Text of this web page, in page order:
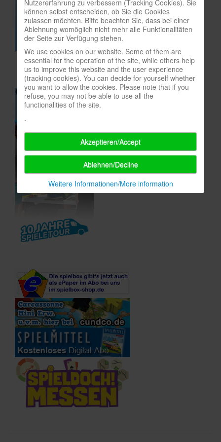
In eigener Sache-On our own behalf
Archivierte Meldungen-News archive
Nutzererfahrung zu verbessern (Tracking Cookies). Sie
können selbst entscheiden, ob Sie die Cookies
zulassen möchten. Bitte beachten Sie, dass bei einer
Ablehnung womöglich nicht mehr alle Funktionalitäten
der Seite zur Verfügung stehen.
We use cookies on our website. Some of them are
essential for the operation of the site, while others help
us to improve this website and the user experience
(tracking cookies). You can decide for yourself whether
you want to allow the cookies. Please note that if you
refuse, you may not be able to use all the
functionalities of the site.
.
Akzeptieren/Accept
Ablehnen/Decline
Weitere Informationen/More information